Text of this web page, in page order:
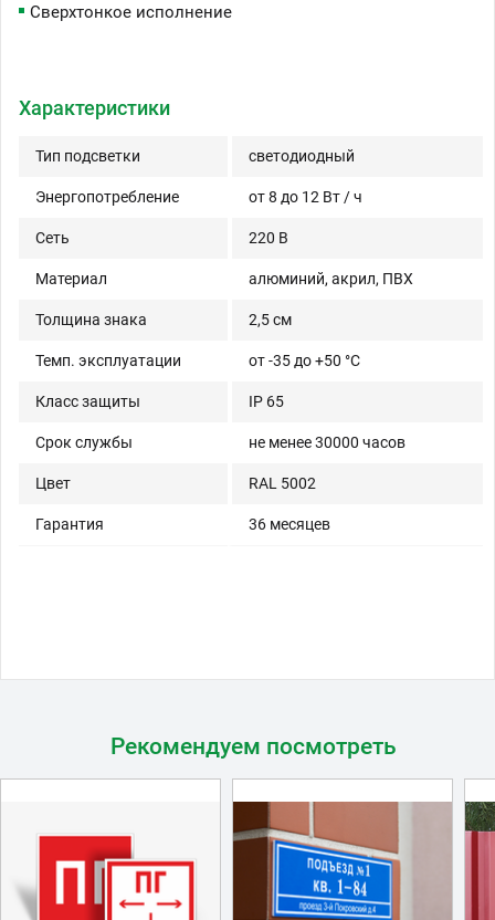
Сверхтонкое исполнение
Характеристики
Тип подсветки светодиодный
Энергопотребление от 8 до 12 Вт / ч
Сеть 220 В
Материал алюминий, акрил, ПВХ
Толщина знака 2,5 см
Темп. эксплуатации от -35 до +50 °C
Класс защиты IP 65
Срок службы не менее 30000 часов
Цвет RAL 5002
Гарантия 36 месяцев
Рекомендуем посмотреть